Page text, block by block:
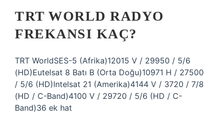
TRT WORLD RADYO
FREKANSI KAÇ?
TRT WorldSES-5 (Afrika)12015 V / 29950 / 5/6
(HD)Eutelsat 8 Batı B (Orta Doğu)10971 H / 27500
/ 5/6 (HD)Intelsat 21 (Amerika)4144 V / 3720 / 7/8
(HD / C-Band)4100 V / 29720 / 5/6 (HD / C-
Band)36 ek hat